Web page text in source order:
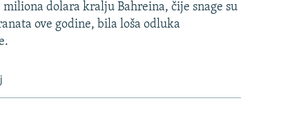
dolara kralju Bahreina, čije snage su
ove godine, bila loša odluka